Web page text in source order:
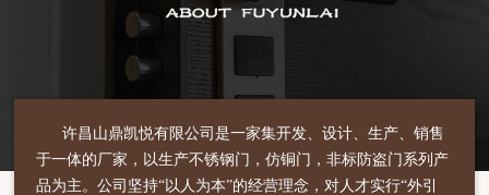
许昌山鼎凯悦有限公司是一家集开发、设计、生产、销售
于一体的厂家，以生产不锈钢门，仿铜门，非标防盗门系列产
品为主。公司坚持“以人为本”的经营理念，对人才实行“外引